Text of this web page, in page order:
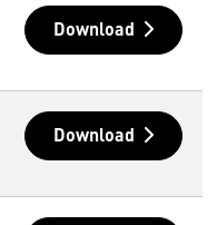
Download
Download